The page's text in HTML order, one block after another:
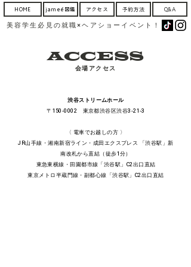
美容学生必見の就職×ヘアショーイベント！
HOME jameé図鑑 アクセス 予約方法 Q&A
ACCESS
会場アクセス
渋谷ストリームホール
〒150-0002 東京都渋谷区渋谷3-21-3
〈 電車でお越しの方 〉
JR山手線・湘南新宿ライン・成田エクスプレス 「渋谷駅」新
南改札から直結（徒歩1分）
東急東横線・田園都市線「渋谷駅」C2出口直結
東京メトロ半蔵門線・副都心線「渋谷駅」C2出口直結